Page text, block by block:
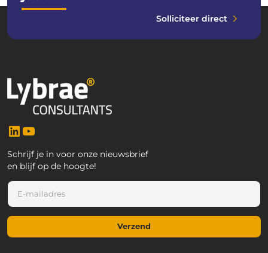
Solliciteer direct
LinkedIn
Schrijf je in voor onze nieuwsbrief
en blijf op de hoogte!
*
E
m
a
E
m
a
i
Verzend